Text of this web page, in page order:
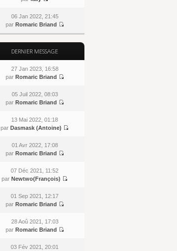
06 Jan 2022, 21:45
par Romaric Briand
DERNIER MESSAGE
27 Jan 2023, 16:58
par Romaric Briand
05 Juil 2022, 08:03
par Romaric Briand
13 Mai 2022, 01:18
par Dasmask (Antoine)
01 Avr 2022, 17:08
par Romaric Briand
07 Déc 2021, 11:52
par Newtwo(François)
01 Sep 2021, 12:17
par Romaric Briand
28 Aoû 2021, 17:03
par Romaric Briand
03 Fév 2021, 20:01